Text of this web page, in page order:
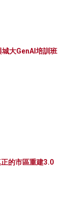
大GenAI培訓班
的市區重建3.0